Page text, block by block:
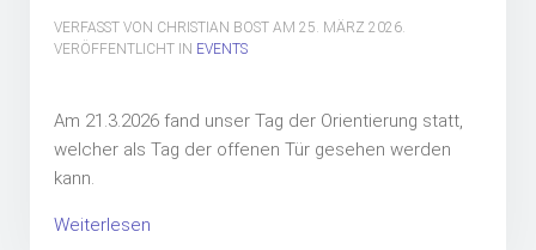
VERFASST VON CHRISTIAN BOST AM 25. MÄRZ 2026.
VERÖFFENTLICHT IN EVENTS
Am 21.3.2026 fand unser Tag der Orientierung statt,
welcher als Tag der offenen Tür gesehen werden
kann.
Weiterlesen